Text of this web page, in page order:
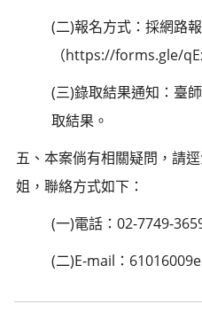
(二)報名方式：採網路
（https://forms.gle/
(三)錄取結果通知：臺
取結果。
五、本案倘有相關疑問，請
姐，聯絡方式如下：
(一)電話：02-7749-
(二)E-mail：